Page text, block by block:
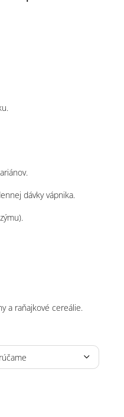
dávky vápnika.
a raňajkové cereálie.